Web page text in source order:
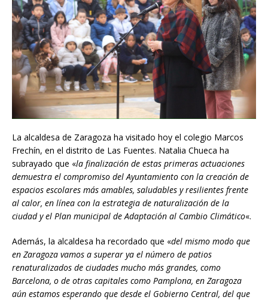
La alcaldesa de Zaragoza ha visitado hoy el colegio Marcos
Frechín, en el distrito de Las Fuentes. Natalia Chueca ha
subrayado que «la finalización de estas primeras actuaciones
demuestra el compromiso del Ayuntamiento con la creación de
espacios escolares más amables, saludables y resilientes frente
al calor, en línea con la estrategia de naturalización de la
ciudad y el Plan municipal de Adaptación al Cambio Climático«.
Además, la alcaldesa ha recordado que «del mismo modo que
en Zaragoza vamos a superar ya el número de patios
renaturalizados de ciudades mucho más grandes, como
Barcelona, o de otras capitales como Pamplona, en Zaragoza
aún estamos esperando que desde el Gobierno Central, del que